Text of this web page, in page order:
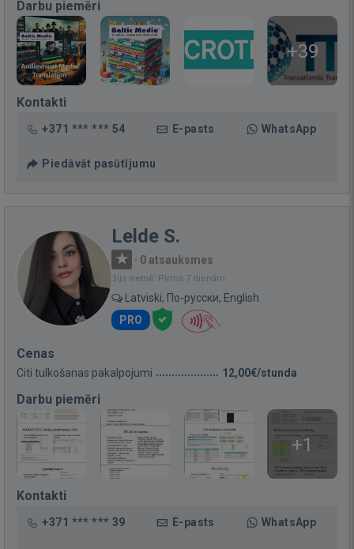
Darbu piemēri
+39
Kontakti
+371 *** *** 54 E-pasts WhatsApp
Piedāvāt pasūtījumu
Lelde S.
· 0 atsauksmes
Bija vietnē: Pirms 7 dienām
Latviski, По-русски, English
PRO
Cenas
Citi tulkošanas pakalpojumi 12,00€/stunda
Darbu piemēri
+1
Kontakti
+371 *** *** 39 E-pasts WhatsApp